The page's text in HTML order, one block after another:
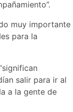
muy importante
para la
salir para ir al
a la gente de